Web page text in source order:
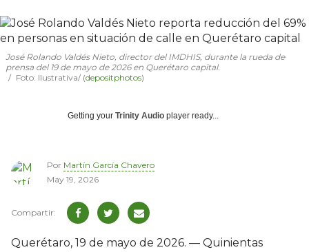
José Rolando Valdés Nieto, director del IMDHIS, durante la rueda de
prensa del 19 de mayo de 2026 en Querétaro capital.
Foto: Ilustrativa/ (depositphotos)
Getting your Trinity Audio player ready...
Por Martín García Chavero
May 19, 2026
Querétaro, 19 de mayo de 2026. — Quinientas